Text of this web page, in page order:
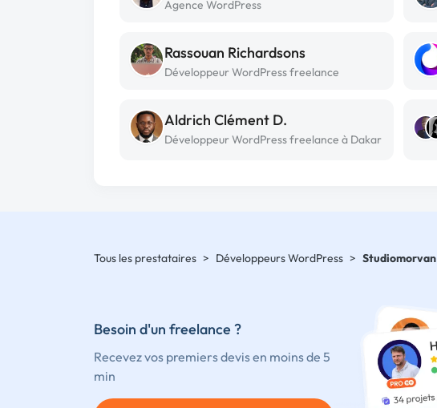
Agence WordPress
Rassouan Richardsons
Développeur WordPress freelance
Aldrich Clément D.
Développeur WordPress freelance à Dakar
Tous les prestataires > Développeurs WordPress > Studiomorvan
Besoin d'un freelance ?
Recevez vos premiers devis en moins de 5
min